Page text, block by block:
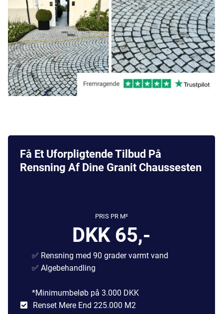
Få Et Uforpligtende Tilbud På
Rensning Af Dine Granit Chaussesten
PRIS PR M²
DKK 65,-
✅ Rensning med 90 grader varmt vand
✅ Algebehandling
*Minimumbeløb på 3.000 DKK
Renset Mere End 225.000 M2